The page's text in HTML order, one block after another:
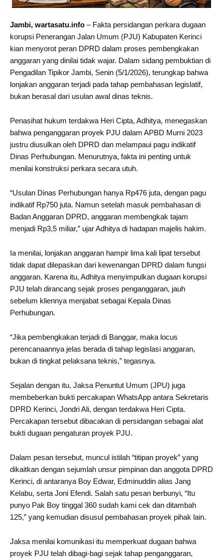
Jambi, wartasatu.info – Fakta persidangan perkara dugaan
korupsi Penerangan Jalan Umum (PJU) Kabupaten Kerinci
kian menyorot peran DPRD dalam proses pembengkakan
anggaran yang dinilai tidak wajar. Dalam sidang pembuktian di
Pengadilan Tipikor Jambi, Senin (5/1/2026), terungkap bahwa
lonjakan anggaran terjadi pada tahap pembahasan legislatif,
bukan berasal dari usulan awal dinas teknis.
Penasihat hukum terdakwa Heri Cipta, Adhitya, menegaskan
bahwa penganggaran proyek PJU dalam APBD Murni 2023
justru diusulkan oleh DPRD dan melampaui pagu indikatif
Dinas Perhubungan. Menurutnya, fakta ini penting untuk
menilai konstruksi perkara secara utuh.
“Usulan Dinas Perhubungan hanya Rp476 juta, dengan pagu
indikatif Rp750 juta. Namun setelah masuk pembahasan di
Badan Anggaran DPRD, anggaran membengkak tajam
menjadi Rp3,5 miliar,” ujar Adhitya di hadapan majelis hakim.
Ia menilai, lonjakan anggaran hampir lima kali lipat tersebut
tidak dapat dilepaskan dari kewenangan DPRD dalam fungsi
anggaran. Karena itu, Adhitya menyimpulkan dugaan korupsi
PJU telah dirancang sejak proses penganggaran, jauh
sebelum kliennya menjabat sebagai Kepala Dinas
Perhubungan.
“Jika pembengkakan terjadi di Banggar, maka locus
perencanaannya jelas berada di tahap legislasi anggaran,
bukan di tingkat pelaksana teknis,” tegasnya.
Sejalan dengan itu, Jaksa Penuntut Umum (JPU) juga
membeberkan bukti percakapan WhatsApp antara Sekretaris
DPRD Kerinci, Jondri Ali, dengan terdakwa Heri Cipta.
Percakapan tersebut dibacakan di persidangan sebagai alat
bukti dugaan pengaturan proyek PJU.
Dalam pesan tersebut, muncul istilah “titipan proyek” yang
dikaitkan dengan sejumlah unsur pimpinan dan anggota DPRD
Kerinci, di antaranya Boy Edwar, Edminuddin alias Jang
Kelabu, serta Joni Efendi. Salah satu pesan berbunyi, “Itu
punyo Pak Boy tinggal 360 sudah kami cek dan ditambah
125,” yang kemudian disusul pembahasan proyek pihak lain.
Jaksa menilai komunikasi itu memperkuat dugaan bahwa
proyek PJU telah dibagi-bagi sejak tahap penganggaran,